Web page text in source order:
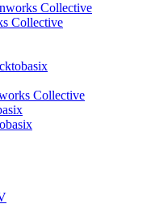
Collective
Collective
Collective